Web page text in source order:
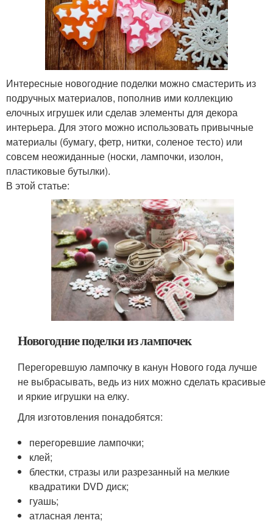
Интересные новогодние поделки можно смастерить из
подручных материалов, пополнив ими коллекцию
елочных игрушек или сделав элементы для декора
интерьера. Для этого можно использовать привычные
материалы (бумагу, фетр, нитки, соленое тесто) или
совсем неожиданные (носки, лампочки, изолон,
пластиковые бутылки).
В этой статье:
Новогодние поделки из лампочек
Перегоревшую лампочку в канун Нового года лучше
не выбрасывать, ведь из них можно сделать красивые
и яркие игрушки на елку.
Для изготовления понадобятся:
перегоревшие лампочки;
клей;
блестки, стразы или разрезанный на мелкие
квадратики DVD диск;
гуашь;
атласная лента;